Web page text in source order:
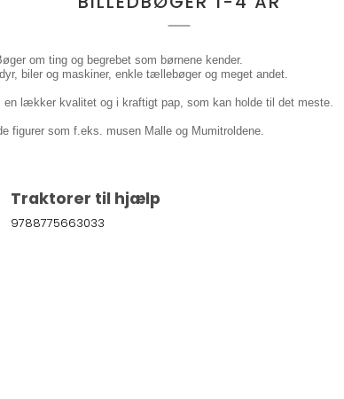
om ting og begrebet som børnene kender.
biler og maskiner, enkle tællebøger og meget andet.
lækker kvalitet og i kraftigt pap, som kan holde til det meste.
figurer som f.eks. musen Malle og Mumitroldene.
Traktorer til hjælp
9788775663033